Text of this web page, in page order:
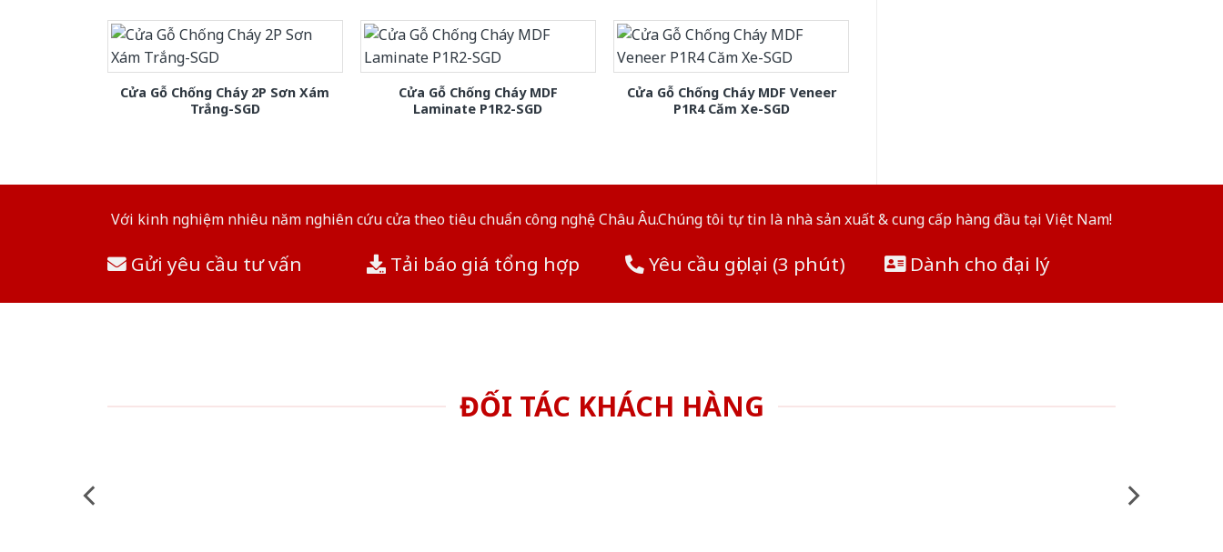
Cửa Gỗ Chống Cháy 2P Sơn Xám
Trắng-SGD
Cửa Gỗ Chống Cháy MDF
Laminate P1R2-SGD
Cửa Gỗ Chống Cháy MDF Veneer
P1R4 Căm Xe-SGD
Với kinh nghiệm nhiêu năm nghiên cứu cửa theo tiêu chuẩn công nghệ Châu Âu.Chúng tôi tự tin là nhà sản xuất & cung cấp hàng đầu tại Việt Nam!
Gửi yêu cầu tư vấn Tải báo giá tổng hợp Yêu cầu gọi lại (3 phút) Dành cho đại lý
ĐỐI TÁC KHÁCH HÀNG